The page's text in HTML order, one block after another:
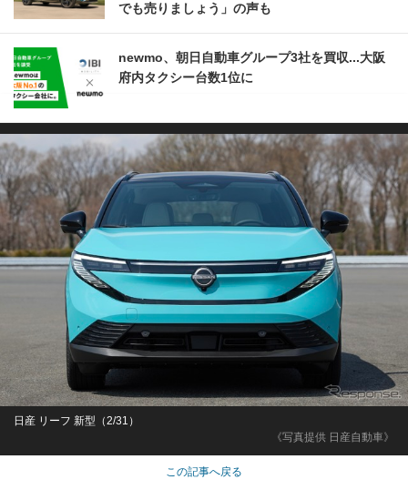
でも売りましょう」の声も
newmo、朝日自動車グループ3社を買収...大阪
府内タクシー台数1位に
《写真提供 日産自動車》
日産 リーフ 新型（2/31）
この記事へ戻る